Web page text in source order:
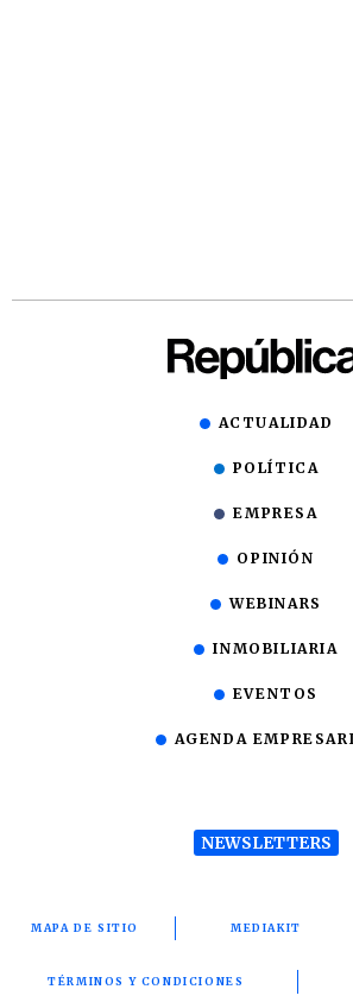
ACTUALIDAD
POLÍTICA
EMPRESA
OPINIÓN
WEBINARS
INMOBILIARIA
EVENTOS
AGENDA
NEWSLETTERS
MAPA DE SITIO MEDIAKIT
TÉRMINOS Y CONDICIONES